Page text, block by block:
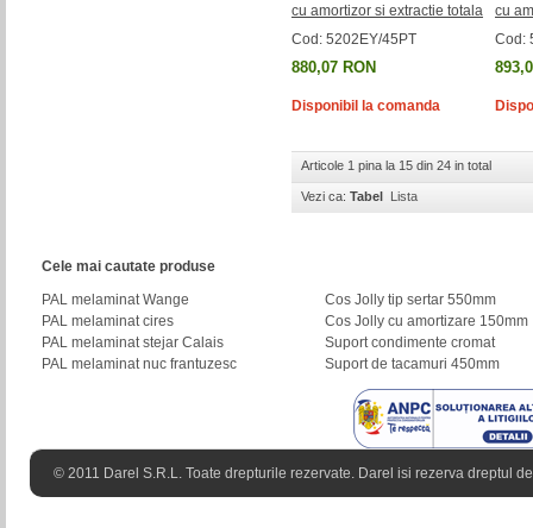
cu amortizor si extractie totala
Cod: 5202EY/45PT
880,07 RON
Disponibil la comanda
cu
Cod:
Articole 1 pina la 15 din 24 in total
Vezi ca: Tabel Lista
Cele mai cautate produse
PAL melaminat Wange
Cos Jolly tip sertar 550mm
PAL melaminat cires
Cos Jolly cu amortizare 150mm
PAL melaminat stejar Calais
Suport condimente cromat
PAL melaminat nuc frantuzesc
Suport de tacamuri 450mm
© 2011 Darel S.R.L. Toate drepturile rezervate. Darel isi rezerva dreptul